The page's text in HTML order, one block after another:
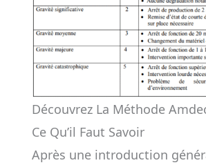
Découvrez La Méthode
Ce Qu’il Faut Savoir
Après une introduction